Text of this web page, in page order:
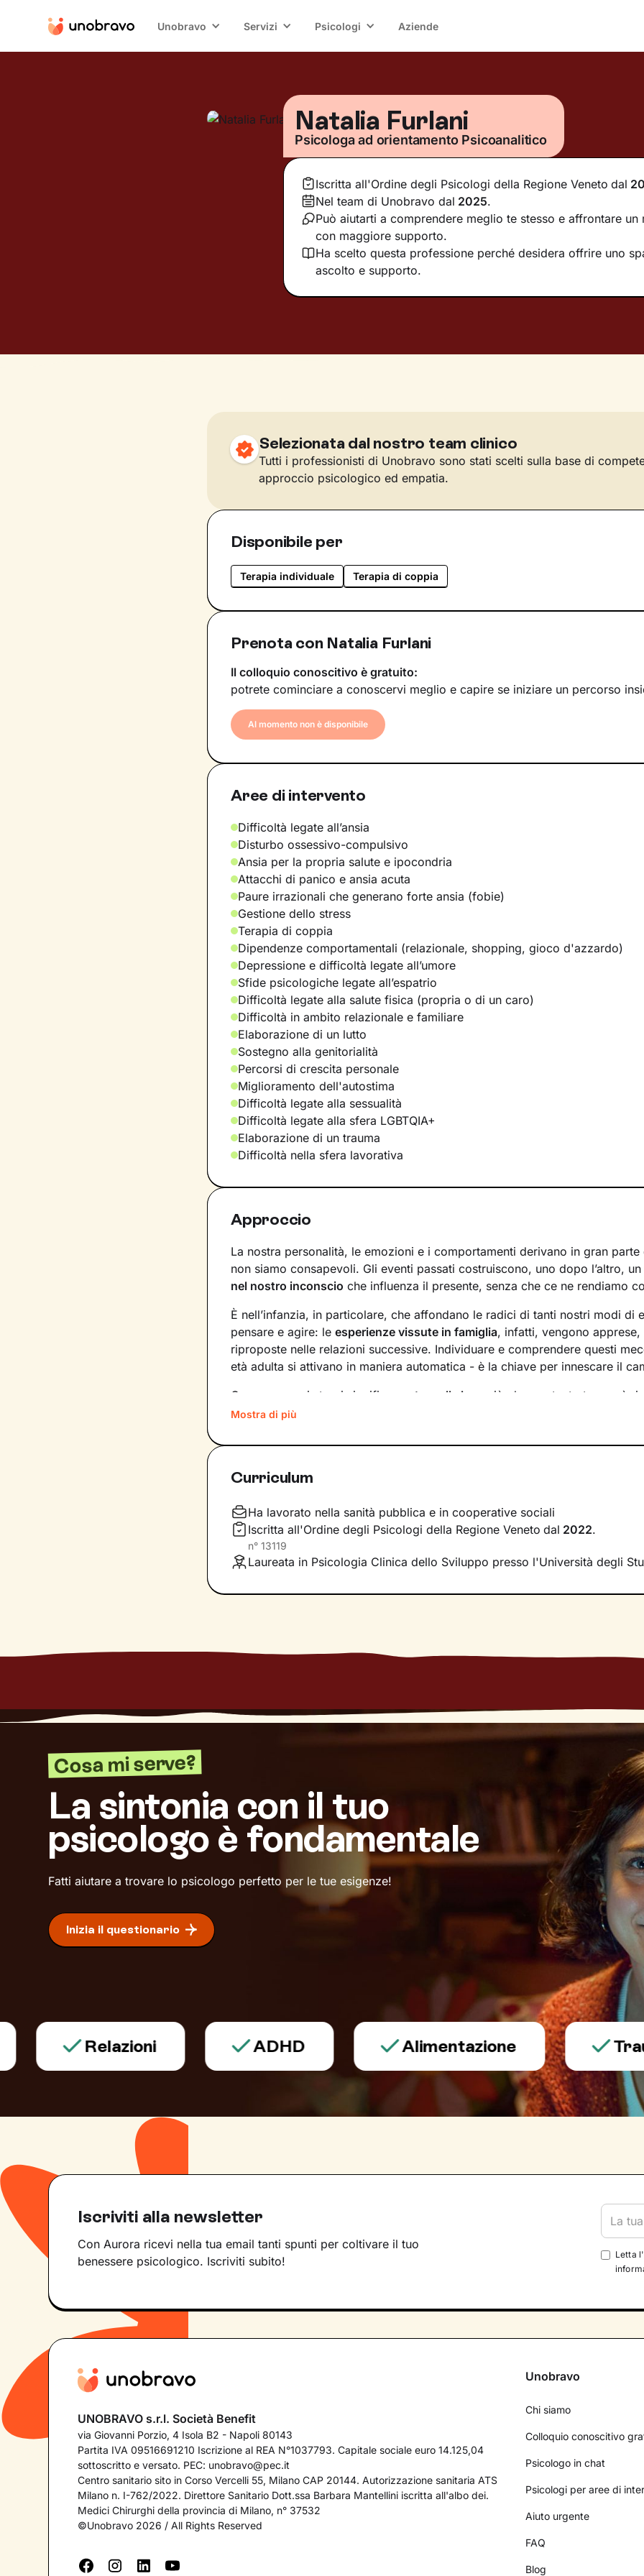
Unobravo Servizi Psicologi Aziende
Natalia Furlani
Psicologa ad orientamento Psicoanalitico
Iscritta all'Ordine degli Psicologi della Regione Veneto dal
Nel team di Unobravo dal 2025.
Può aiutarti a comprendere meglio te stesso e affrontare
con maggiore supporto.
Ha scelto questa professione perché desidera offrire uno
ascolto e supporto.
Selezionata dal nostro team clinico
Tutti i professionisti di Unobravo sono stati scelti sulla base di
approccio psicologico ed empatia.
Disponibile per
Terapia individuale Terapia di coppia
Prenota con Natalia Furlani
Il colloquio conoscitivo è gratuito:
potrete cominciare a conoscervi meglio e capire se iniziare un percorso
Al momento non è disponibile
Aree di intervento
Difficoltà legate all’ansia
Disturbo ossessivo-compulsivo
Ansia per la propria salute e ipocondria
Attacchi di panico e ansia acuta
Paure irrazionali che generano forte ansia (fobie)
Gestione dello stress
Terapia di coppia
Dipendenze comportamentali (relazionale, shopping, gioco d'azzardo)
Depressione e difficoltà legate all’umore
Sfide psicologiche legate all’espatrio
Difficoltà legate alla salute fisica (propria o di un caro)
Difficoltà in ambito relazionale e familiare
Elaborazione di un lutto
Sostegno alla genitorialità
Percorsi di crescita personale
Miglioramento dell'autostima
Difficoltà legate alla sessualità
Difficoltà legate alla sfera LGBTQIA+
Elaborazione di un trauma
Difficoltà nella sfera lavorativa
Approccio
La nostra personalità, le emozioni e i comportamenti derivano in gran
non siamo consapevoli. Gli eventi passati costruiscono, uno dopo l’altro, un
nel nostro inconscio che influenza il presente, senza che ce ne rendiamo
È nell’infanzia, in particolare, che affondano le radici di tanti nostri modi di
pensare e agire: le esperienze vissute in famiglia, infatti, vengono
riproposte nelle relazioni successive. Individuare e comprendere questi
età adulta si attivano in maniera automatica - è la chiave per innescare il
Conoscere noi stessi significa
portare alla luce
ciò che per tanto tempo è
quinte: raggiungere questo tipo di consapevolezza è il primo passo
aiutandoti a far
definiscono ma di cui non sei ancora pienamente cosciente.
Questo ti consentirà di riscoprire alcune tue qualità che erano rimaste in
individuare risorse interiori che ti permetteranno diesprimerti con modalità
Mostra di più
Curriculum
Ha lavorato nella sanità pubblica e in cooperative sociali
Iscritta all'Ordine degli Psicologi della Regione Veneto dal 2022.
n° 13119
Laureata in Psicologia Clinica dello Sviluppo presso l'Università degli
Cosa mi serve?
La sintonia con il tuo
psicologo è fondamentale
Fatti aiutare a trovare lo psicologo perfetto per le tue esigenze!
Inizia il questionario
Relazioni ADHD Alimentazione Trauma
Iscriviti alla newsletter
Con Aurora ricevi nella tua email tanti spunti per coltivare il tuo
benessere psicologico. Iscriviti subito!
Letta l'
UNOBRAVO s.r.l. Società Benefit
via Giovanni Porzio, 4 Isola B2 - Napoli 80143
Partita IVA 09516691210 Iscrizione al REA N°1037793. Capitale sociale euro 14.125,04
sottoscritto e versato. PEC: unobravo@pec.it
Centro sanitario sito in Corso Vercelli 55, Milano CAP 20144. Autorizzazione sanitaria ATS
Milano n. I-762/2022. Direttore Sanitario Dott.ssa Barbara Mantellini iscritta all'albo dei.
Medici Chirurghi della provincia di Milano, n° 37532
©Unobravo 2026 / All Rights Reserved
Unobravo
Chi siamo
Colloquio conoscitivo
Psicologo in chat
Psicologi per aree di
Aiuto urgente
FAQ
Blog